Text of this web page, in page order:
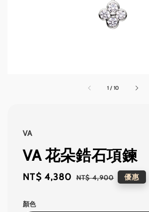
1 / 10
VA
VA 花朵鋯石項鍊
Sale
NT$ 4,380 Regular
NT$ 4,900 優惠
顏色